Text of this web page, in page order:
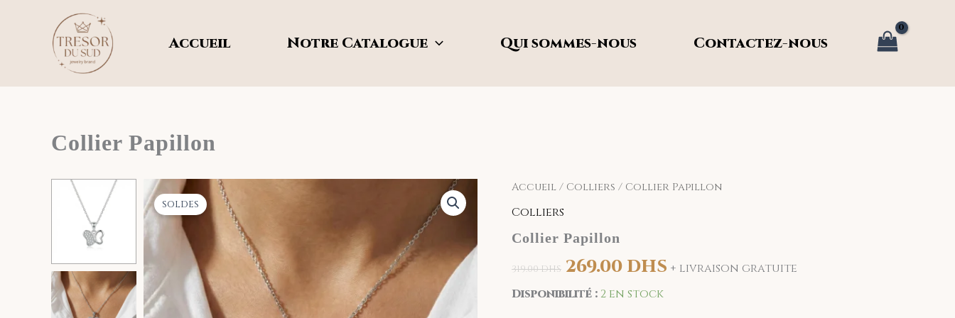
contenu
Accueil Notre Catalogue Qui sommes-nous Contactez-nous
Collier Papillon
soldes
Accueil / Colliers / Collier Papillon
Colliers
Collier Papillon
319.00DHS
Le
initial
était :
319.00
269.00 DHS
Le
est :
+ livraison gratuite
Disponibilité : 2 en stock
quantité
Collier